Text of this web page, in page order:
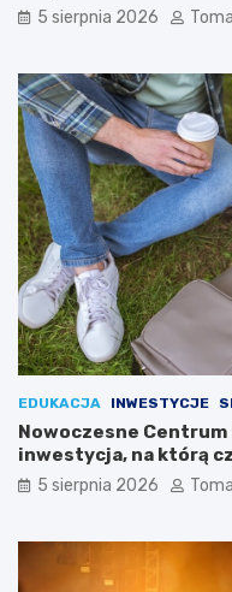
5 sierpnia 2026
EDUKACJA INWESTYCJE
Nowoczesne
inwestycja, na którą
5 sierpnia 2026